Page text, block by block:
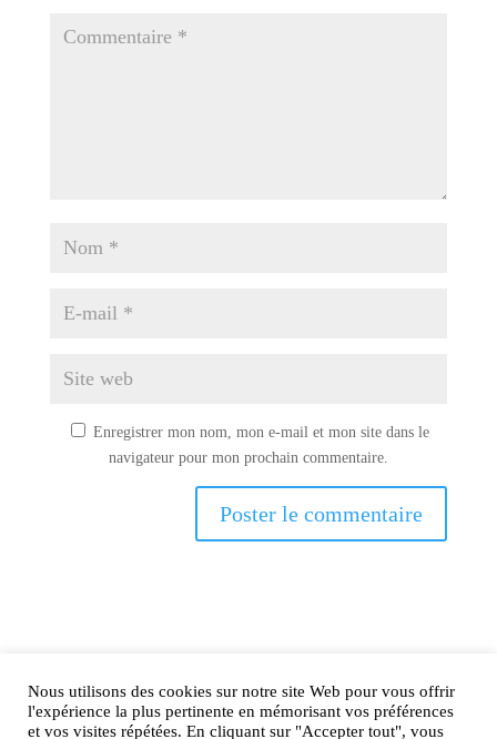
Enregistrer mon nom, mon e-mail et mon site dans le
navigateur pour mon prochain commentaire.
AIRtage 2024© Tous droits réservés
Nous utilisons des cookies sur notre site Web pour vous offrir
l'expérience la plus pertinente en mémorisant vos préférences
et vos visites répétées. En cliquant sur "Accepter tout", vous